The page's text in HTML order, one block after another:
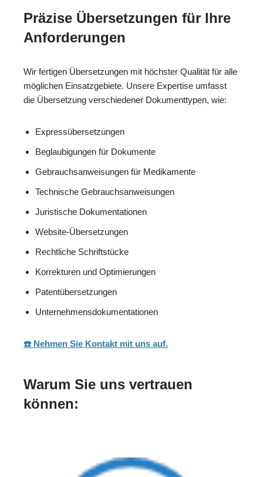
Präzise Übersetzungen für Ihre
Anforderungen
Wir fertigen Übersetzungen mit höchster Qualität für alle
möglichen Einsatzgebiete. Unsere Expertise umfasst
die Übersetzung verschiedener Dokumenttypen, wie:
Expressübersetzungen
Beglaubigungen für Dokumente
Gebrauchsanweisungen für Medikamente
Technische Gebrauchsanweisungen
Juristische Dokumentationen
Website-Übersetzungen
Rechtliche Schriftstücke
Korrekturen und Optimierungen
Patentübersetzungen
Unternehmensdokumentationen
☎️ Nehmen Sie Kontakt mit uns auf.
Warum Sie uns vertrauen
können: